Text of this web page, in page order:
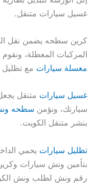
غسيل سيارات متنقل.
كرين سطحه يضمن نقل
المركبات المعطلة،
مغسلة سيارات مع تظليل
غسيل سيارات متنقل
سيارتك، ونؤمن سطحه
بنشر متنقل الكويت.
تظليل سيارات يحمي
بتأمين ونش سيارات
رقم ونش لطلب ونش